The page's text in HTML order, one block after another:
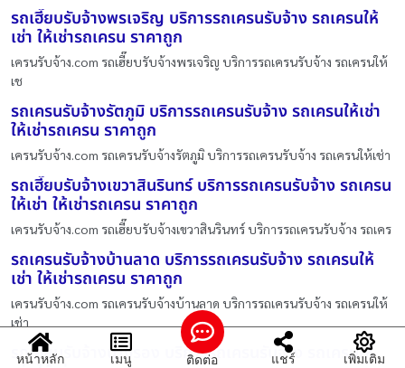
รถเฮี๊ยบรับจ้างพรเจริญ บริการรถเครนรับจ้าง รถเครนให้
เช่า ให้เช่ารถเครน ราคาถูก
เครนรับจ้าง.com รถเฮี๊ยบรับจ้างพรเจริญ บริการรถเครนรับจ้าง รถเครนให้
เช
รถเครนรับจ้างรัตภูมิ บริการรถเครนรับจ้าง รถเครนให้เช่า
ให้เช่ารถเครน ราคาถูก
เครนรับจ้าง.com รถเครนรับจ้างรัตภูมิ บริการรถเครนรับจ้าง รถเครนให้เช่า
รถเฮี๊ยบรับจ้างเขวาสินรินทร์ บริการรถเครนรับจ้าง รถเครน
ให้เช่า ให้เช่ารถเครน ราคาถูก
เครนรับจ้าง.com รถเฮี๊ยบรับจ้างเขวาสินรินทร์ บริการรถเครนรับจ้าง รถเคร
รถเครนรับจ้างบ้านลาด บริการรถเครนรับจ้าง รถเครนให้
เช่า ให้เช่ารถเครน ราคาถูก
เครนรับจ้าง.com รถเครนรับจ้างบ้านลาด บริการรถเครนรับจ้าง รถเครนให้
เช่า
รถเฮี๊ยบรับจ้างนางรอง บริการรถเครนรับจ้าง รถเครนให้
หน้าหลัก เมนู ติดต่อ แชร์ เพิ่มเติม